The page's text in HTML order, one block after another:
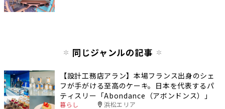
同じジャンルの記事
【設計工務店アラン】本場フランス出身のシェ
フが手がける至高のケーキ。日本を代表するパ
ティスリー「Abondance（アボンドンス）」
暮らし 浜松エリア